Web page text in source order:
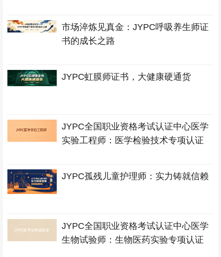
市场淬炼见真金：JYPC呼吸养生师证
书的成长之路
JYPC虹膜师证书，大健康硬通货
JYPC全国职业资格考试认证中心医学
实验工程师：医学检验技术专项认证
JYPC孤残儿童护理师：实力铸就信赖
JYPC全国职业资格考试认证中心医学
生物试验师：生物医药实验专项认证